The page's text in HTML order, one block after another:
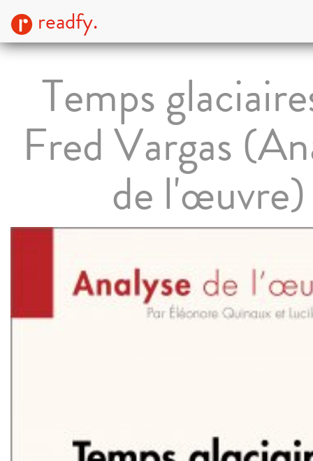
readfy.
Temps
Fred Vargas
de l'œuvre)